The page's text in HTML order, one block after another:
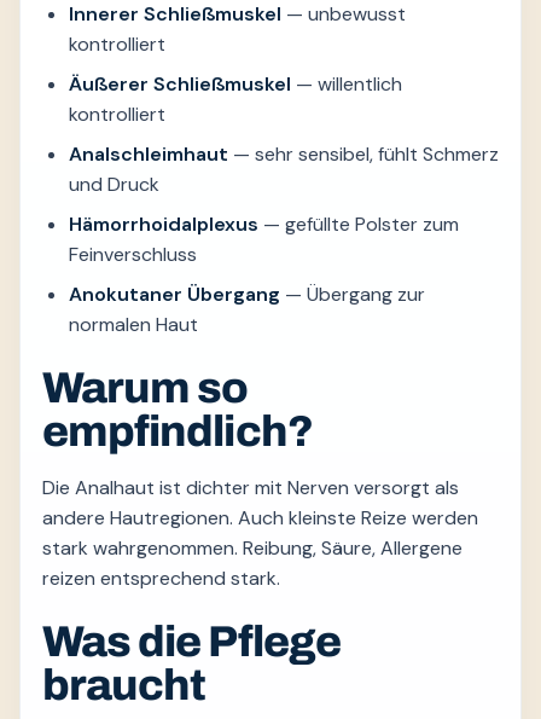
Innerer Schließmuskel — unbewusst
kontrolliert
Äußerer Schließmuskel — willentlich
kontrolliert
Analschleimhaut — sehr sensibel, fühlt Schmerz
und Druck
Hämorrhoidalplexus — gefüllte Polster zum
Feinverschluss
Anokutaner Übergang — Übergang zur
normalen Haut
Warum so
empfindlich?
Die Analhaut ist dichter mit Nerven versorgt als
andere Hautregionen. Auch kleinste Reize werden
stark wahrgenommen. Reibung, Säure, Allergene
reizen entsprechend stark.
Was die Pflege
braucht